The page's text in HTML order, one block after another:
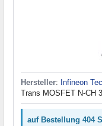
Hersteller: Infineon
Trans MOSFET N-CH
auf Bestellung 404